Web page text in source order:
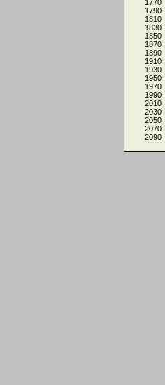
1770
1790
1810
1830
1850
1870
1890
1910
1930
1950
1970
1990
2010
2030
2050
2070
2090